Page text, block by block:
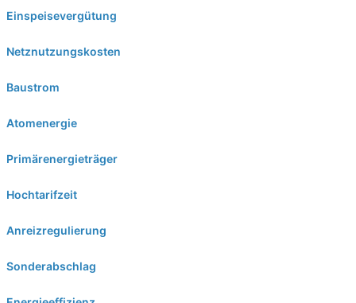
Einspeisevergütung
Netznutzungskosten
Baustrom
Atomenergie
Primärenergieträger
Hochtarifzeit
Anreizregulierung
Sonderabschlag